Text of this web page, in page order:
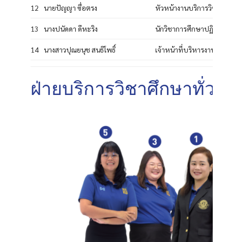
12 นายปัญญา ซื่อตรง หัวหน้างานบริการวิชาก
13 นางปนัดดา ดีหะริง นักวิชาการศึกษาปฏิบัติก
14 นางสาวปุณยนุช สนธิโพธิ์ เจ้าหน้าที่บริหารงานทั่ว
ฝ่ายบริการวิชาศึกษาทั่ว